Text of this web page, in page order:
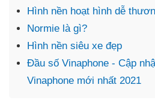
Hình nền hoạt hình dễ
Normie là gì?
Hình nền siêu xe đẹp
Đầu số Vinaphone - Cập
Vinaphone mới nhất 2021